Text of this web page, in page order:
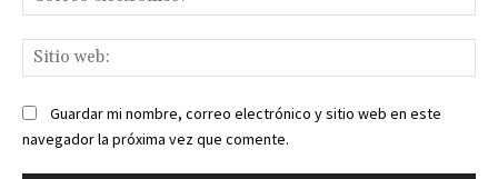
Guardar mi nombre, correo electrónico y sitio web en este
navegador la próxima vez que comente.